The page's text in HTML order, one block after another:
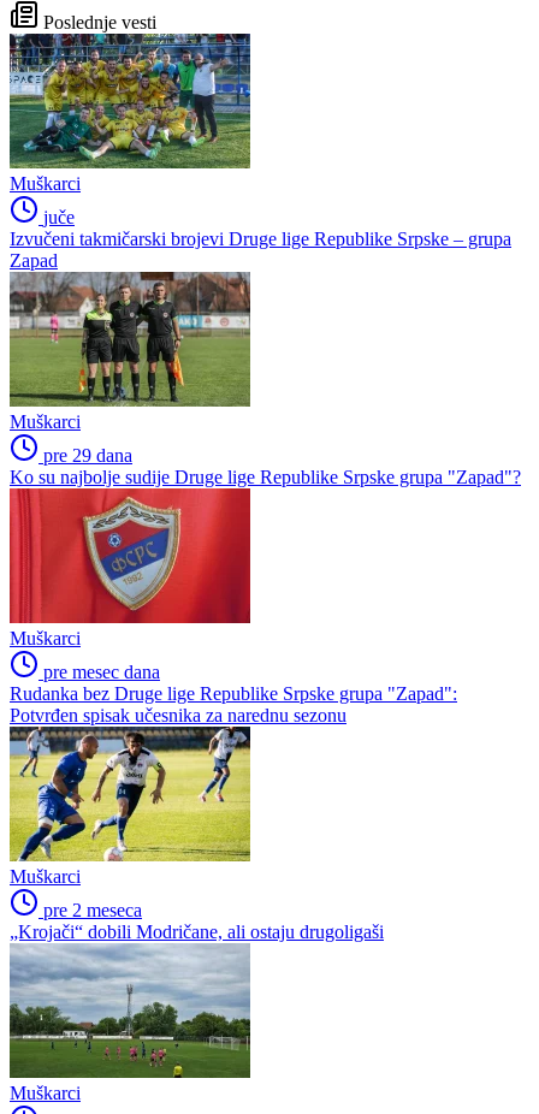
Poslednje vesti
Muškarci
juče
Izvučeni takmičarski brojevi Druge lige Republike Srpske – grupa
Zapad
Muškarci
pre 29 dana
Ko su najbolje sudije Druge lige Republike Srpske grupa "Zapad"?
Muškarci
pre mesec dana
Rudanka bez Druge lige Republike Srpske grupa "Zapad":
Potvrđen spisak učesnika za narednu sezonu
Muškarci
pre 2 meseca
„Krojači“ dobili Modričane, ali ostaju drugoligaši
Muškarci